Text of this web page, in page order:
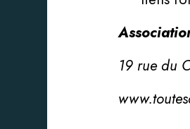
19 rue du